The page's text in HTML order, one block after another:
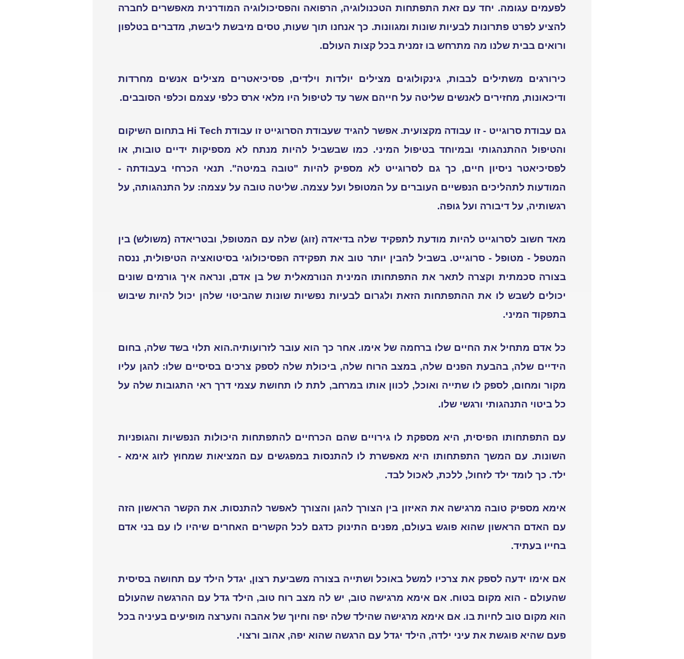
לפעמים עגומה. יחד עם זאת התפתחות הטכנולוגיה, הרפואה והפסיכולוגיה המודרנית מאפשרים לחברה
להציע לפרט פתרונות לבעיות שונות ומגוונות. כך אנחנו תוך שעות, טסים מיבשת ליבשת, מדברים בטלפון
ורואים בבית שלנו מה מתרחש בו זמנית בכל קצות העולם.
כירורגים משתילים לבבות, גינקולוגים מצילים יולדות וילדים, פסיכיאטרים מצילים אנשים מחרדות
ודיכאונות, מחזירים לאנשים שליטה על חייהם אשר עד לטיפול היו מלאי ארס כלפי עצמם וכלפי הסובבים.
גם עבודת סרוגייט - זו עבודה מקצועית. אפשר להגיד שעבודת הסרוגייט זו עבודת Hi Tech בתחום השיקום
והטיפול ההתנהגותי ובמיוחד בטיפול המיני. כמו שבשביל להיות מנתח לא מספיקות ידיים טובות, או
לפסיכיאטר ניסיון חיים, כך גם לסרוגייט לא מספיק להיות "טובה במיטה". תנאי הכרחי בעבודתה -
המודעות לתהליכים הנפשיים העוברים על המטופל ועל עצמה. שליטה טובה על עצמה: על התנהגותה, על
רגשותיה, על דיבורה ועל גופה.
מאד חשוב לסרוגייט להיות מודעת לתפקיד שלה בדיאדה (זוג) שלה עם המטופל, ובטריאדה (משולש) בין
המטפל - מטופל - סרוגייט. בשביל להבין יותר טוב את תפקידה הפסיכולוגי בסיטואציה הטיפולית, ננסה
בצורה סכמתית וקצרה לתאר את התפתחותו המינית הנורמאלית של בן אדם, ונראה איך גורמים שונים
יכולים לשבש לו את ההתפתחות הזאת ולגרום לבעיות נפשיות שונות שהביטוי שלהן יכול להיות שיבוש
בתפקוד המיני.
כל אדם מתחיל את החיים שלו ברחמה של אימו. אחר כך הוא עובר לזרועותיה.הוא תלוי בשד שלה, בחום
הידיים שלה, בהבעת הפנים שלה, במצב הרוח שלה, ביכולת שלה לספק צרכים בסיסיים שלו: להגן עליו
מקור ומחום, לספק לו שתייה ואוכל, לכוון אותו במרחב, לתת לו תחושת עצמי דרך ראי התגובות שלה על
כל ביטוי התנהגותי ורגשי שלו.
עם התפתחותו הפיסית, היא מספקת לו גירויים שהם הכרחיים להתפתחות היכולות הנפשיות והגופניות
השונות. עם המשך התפתחותו היא מאפשרת לו להתנסות במפגשים עם המציאות שמחוץ לזוג אימא -
ילד. כך לומד ילד לזחול, ללכת, לאכול לבד.
אימא מספיק טובה מרגישה את האיזון בין הצורך להגן והצורך לאפשר להתנסות. את הקשר הראשון הזה
עם האדם הראשון שהוא פוגש בעולם, מפנים התינוק כדגם לכל הקשרים האחרים שיהיו לו עם בני אדם
בחייו בעתיד.
אם אימו ידעה לספק את צרכיו למשל באוכל ושתייה בצורה משביעת רצון, יגדל הילד עם תחושה בסיסית
שהעולם - הוא מקום בטוח. אם אימא מרגישה טוב, יש לה מצב רוח טוב, הילד גדל עם ההרגשה שהעולם
הוא מקום טוב לחיות בו. אם אימא מרגישה שהילד שלה יפה וחיוך של אהבה והערצה מופיעים בעיניה בכל
פעם שהיא פוגשת את עיני ילדה, הילד יגדל עם הרגשה שהוא יפה, אהוב ורצוי.